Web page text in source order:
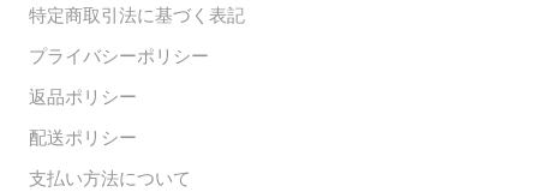
特定商取引法に基づく表記
プライバシーポリシー
返品ポリシー
配送ポリシー
支払い方法について